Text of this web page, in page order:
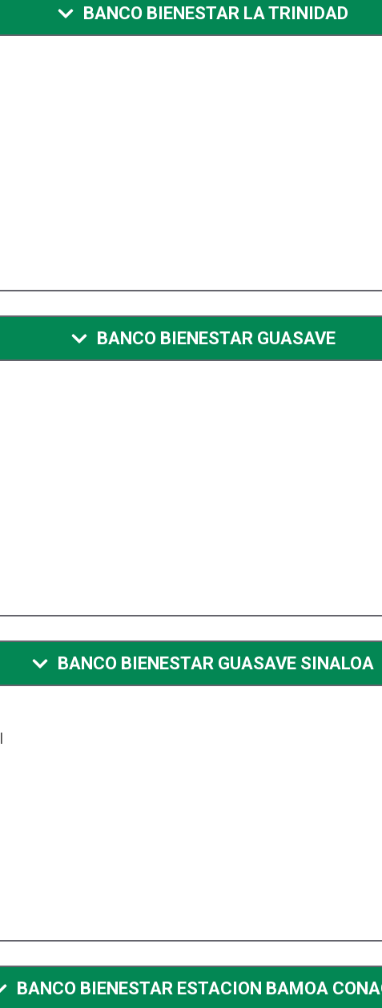
BANCO BIENESTAR LA TRINIDAD
BANCO BIENESTAR GUASAVE
BANCO BIENESTAR GUASAVE SINALOA
BANCO BIENESTAR ESTACION BAMOA